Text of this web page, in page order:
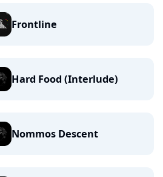
Frontline
Hard Food (Interlude)
Nommos Descent